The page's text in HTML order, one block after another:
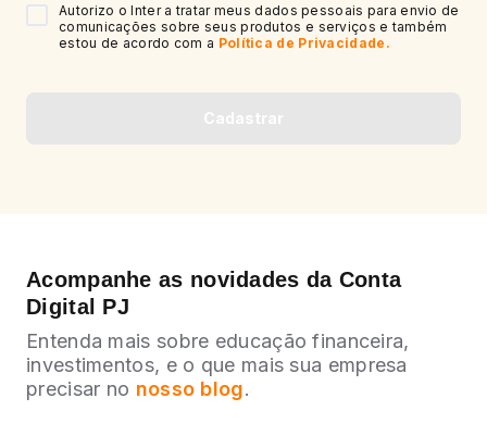
Autorizo o Inter a tratar meus dados pessoais para envio de
comunicações sobre seus produtos e serviços e também
estou de acordo com a Política de Privacidade.
Cadastrar
Acompanhe as novidades da Conta
Digital PJ
Entenda mais sobre educação financeira,
investimentos, e o que mais sua empresa
precisar no nosso blog.